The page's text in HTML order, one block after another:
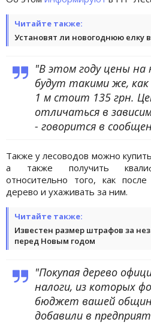
Читайте также:
Установят ли новогоднюю елку
"В этом году цены на
будут такими же, как
1 м стоит 135 грн.
отличаться в
- говорится в
Также у лесоводов можно
а также получить
относительно того, как
дерево и ухаживать за ним.
Читайте также:
Известен размер штрафов за
перед Новым годом
"Покупая дерево
налоги, из которых
бюджет вашей
добавили в